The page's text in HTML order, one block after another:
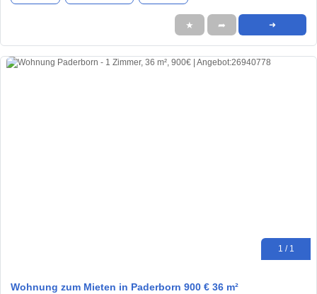
★ ➦ ➜
1 / 1
Wohnung zum Mieten in Paderborn 900 € 36 m²